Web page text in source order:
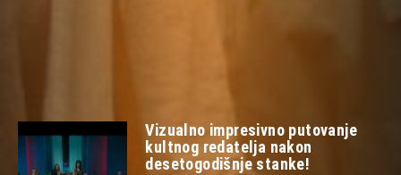
Vizualno impresivno putovanje
kultnog redatelja nakon
desetogodišnje stanke!